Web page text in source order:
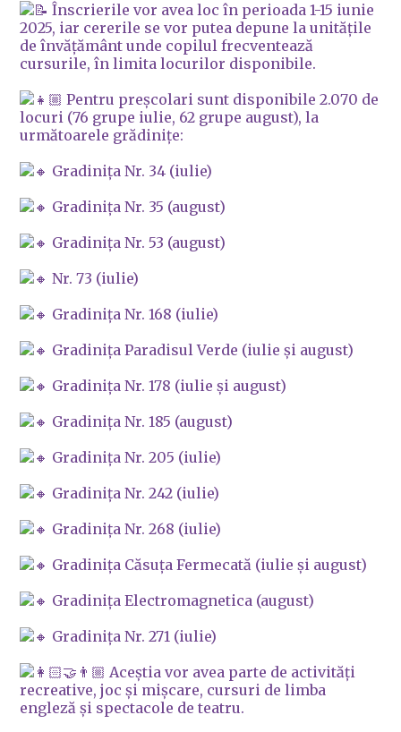
Înscrierile vor avea loc în perioada 1-15 iunie
2025, iar cererile se vor putea depune la unitățile
de învățământ unde copilul frecventează
cursurile, în limita locurilor disponibile.
Pentru preșcolari sunt disponibile 2.070 de
locuri (76 grupe iulie, 62 grupe august), la
următoarele grădinițe:
Gradinița Nr. 34 (iulie)
Gradinița Nr. 35 (august)
Gradinița Nr. 53 (august)
Nr. 73 (iulie)
Gradinița Nr. 168 (iulie)
Gradinița Paradisul Verde (iulie și august)
Gradinița Nr. 178 (iulie și august)
Gradinița Nr. 185 (august)
Gradinița Nr. 205 (iulie)
Gradinița Nr. 242 (iulie)
Gradinița Nr. 268 (iulie)
Gradinița Căsuța Fermecată (iulie și august)
Gradinița Electromagnetica (august)
Gradinița Nr. 271 (iulie)
Aceștia vor avea parte de activități
recreative, joc și mișcare, cursuri de limba
engleză și spectacole de teatru.